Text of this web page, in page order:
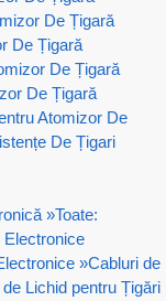
De Țigară
De Țigară
De Țigară
De Țigară
Atomizor De
De Țigari
»Toate:
Electronice
»Cabluri de
Lichid pentru Țigări